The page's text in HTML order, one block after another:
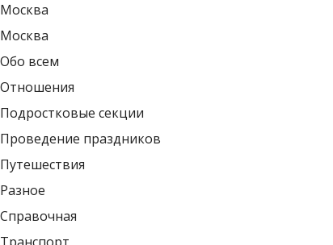
Москва
Москва
Обо всем
Отношения
Подростковые секции
Проведение праздников
Путешествия
Разное
Справочная